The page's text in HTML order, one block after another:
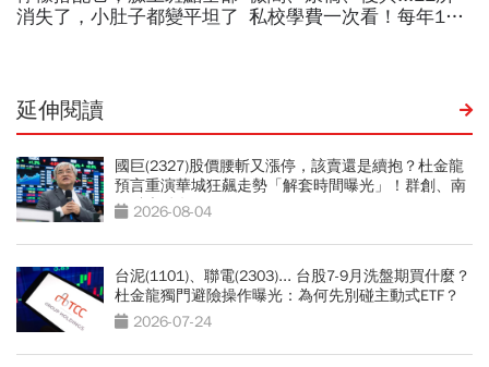
延伸閱讀
國巨(2327)股價腰斬又漲停，該賣還是續抱？杜金龍
預言重演華城狂飆走勢「解套時間曝光」！群創、南
亞科也點名
2026-08-04
台泥(1101)、聯電(2303)... 台股7-9月洗盤期買什麼？
杜金龍獨門避險操作曝光：為何先別碰主動式ETF？
2026-07-24